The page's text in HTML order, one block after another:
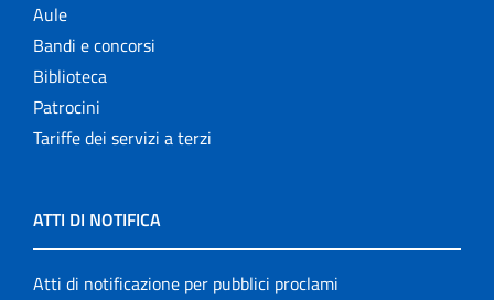
Aule
Bandi e concorsi
Biblioteca
Patrocini
Tariffe dei servizi a terzi
ATTI DI NOTIFICA
Atti di notificazione per pubblici proclami